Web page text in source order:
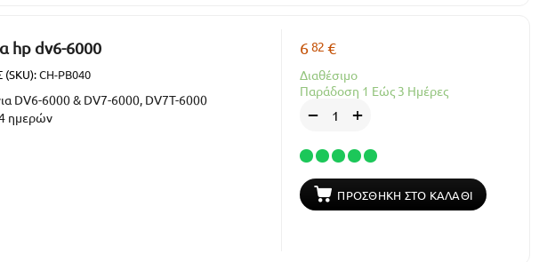
hp dv6-6000
CH-PB040
DV6-6000 & DV7-6000, DV7T-6000
ημερών
682 €
Διαθέσιμο
Παράδοση 1 Εώς 3 Ημέρες
+
−
ΠΡΟΣΘΉΚΗ ΣΤΟ ΚΑΛΆΘΙ